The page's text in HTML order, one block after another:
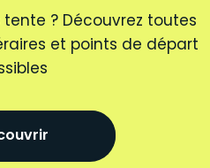
tente ? Découvrez toutes
et points de départ